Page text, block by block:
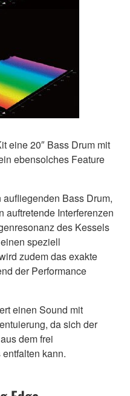
eine 20″ Bass Drum mit
ebensolches Feature
Bass Drum,
auftretende Interferenzen
des Kessels
speziell
zudem das exakte
der Performance
einen Sound mit
da sich der
dem frei
kann.